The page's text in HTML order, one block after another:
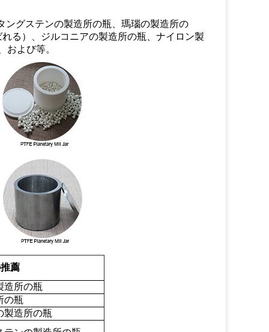
グステンの製造所の瓶、瑪瑙の製造所の
る）、ジルコニアの製造所の瓶、ナイロン製
よび等。
薦
造所の瓶
の瓶
製造所の瓶